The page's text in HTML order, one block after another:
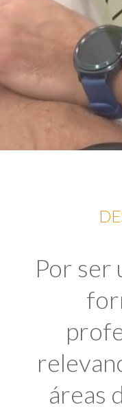
Por ser
áreas